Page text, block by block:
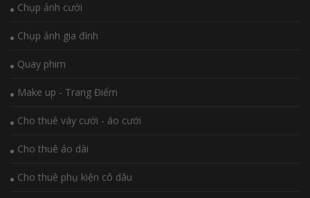
Chụp ảnh cưới
Chụp ảnh gia đình
Quay phim
Make up - Trang Điểm
Cho thuê váy cưới - áo cưới
Cho thuê áo dài
Cho thuê phụ kiện cô dâu